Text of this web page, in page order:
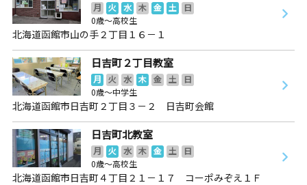
月 火 水 木 金 土
日
0歳～高校生
北海道函館市山の手２丁目１６－１
日吉町２丁目教室
月 火 水 木 金 土
日
0歳～中学生
北海道函館市日吉町２丁目３－２ 日吉町会館
日吉町北教室
月 火 水 木 金 土
日
0歳～高校生
北海道函館市日吉町４丁目２１－１７ コーポみぞえ１Ｆ